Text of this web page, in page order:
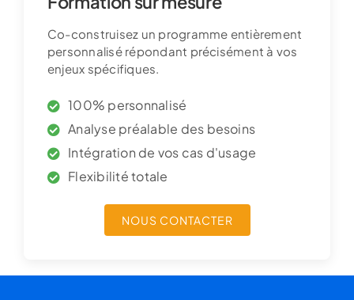
Co-construisez un programme entièrement
personnalisé répondant précisément à vos
enjeux spécifiques.
100% personnalisé
Analyse préalable des besoins
Intégration de vos cas d'usage
Flexibilité totale
NOUS CONTACTER